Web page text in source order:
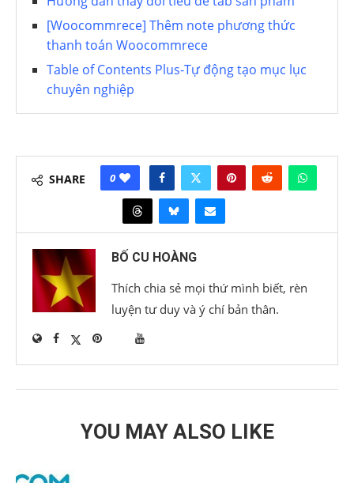
[Woocommrece] Thêm note phương thức
thanh toán Woocommrece
Table of Contents Plus-Tự động tạo mục lục
chuyên nghiệp
SHARE 0
BỐ CU HOÀNG
Thích chia sẻ mọi thứ mình biết, rèn
luyện tư duy và ý chí bản thân.
YOU MAY ALSO LIKE